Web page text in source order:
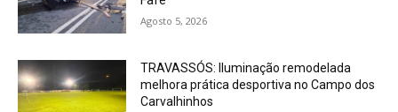
Agosto 5, 2026
TRAVASSÓS: Iluminação remodelada
melhora prática desportiva no Campo dos
Carvalhinhos